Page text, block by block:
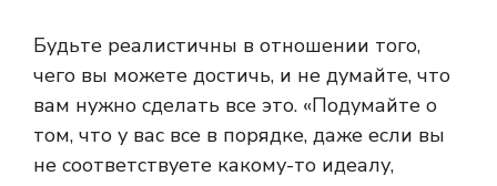
Будьте реалистичны в отношении того,
чего вы можете достичь, и не думайте, что
вам нужно сделать все это. «Подумайте о
том, что у вас все в порядке, даже если вы
не соответствуете какому-то идеалу,